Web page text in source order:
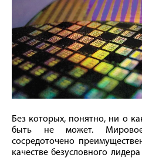
Без которых, понятно, ни о
быть не может. Мировое
сосредоточено
качестве безусловного